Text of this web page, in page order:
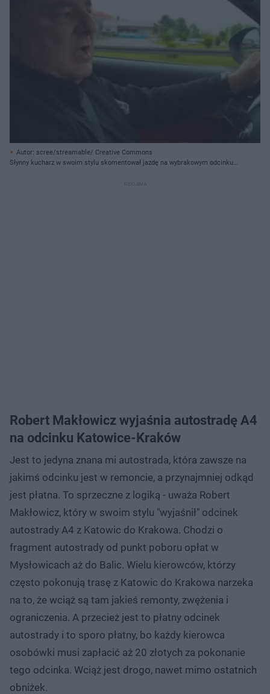
Autor: scree/streamable/ Creative Commons
Słynny kucharz w swoim stylu skomentował jazdę na wybrakowym odcinku
Robert Makłowicz wyjaśnia autostradę A4
na odcinku Katowice-Kraków
Jest to jedyna znana mi autostrada, która zawsze na
jakimś odcinku jest w remoncie, a przynajmniej odkąd
jest płatna. To sprzeczne z logiką - uważa Robert
Makłowicz, który w swoim stylu "wyjaśnił" odcinek
autostrady A4 z Katowic do Krakowa. Chodzi o
fragment autostrady od punkt poboru opłat w
Mysłowicach aż do Balic. Wielu kierowców, którzy
często pokonują trasę z Katowic do Krakowa narzeka
na to, że wciąż są tam jakieś remonty, zwężenia i
ograniczenia. A przecież jest to płatny odcinek
autostrady i to sporo płatny, bo każdy kierowca
osobówki musi zapłacić aż 20 złotych za pokonanie
tego odcinka. Wciąż jest drogo, nawet mimo ostatnich
obniżek.